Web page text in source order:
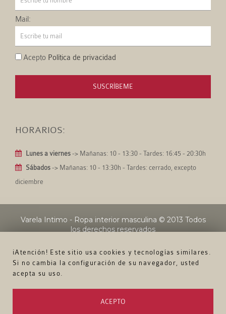
¡Atención! Este sitio usa cookies y tecnologías similares.
Si no cambia la configuración de su navegador, usted
acepta su uso.
ACEPTO
Mail:
Acepto Política de privacidad
SUSCRÍBEME
HORARIOS:
Lunes a viernes -> Mañanas: 10 - 13:30 - Tardes: 16:45 - 20:30h
Sábados -> Mañanas: 10 - 13:30h - Tardes: cerrado, excepto
diciembre
Varela Intimo - Ropa interior masculina © 2013 Todos
los derechos reservados